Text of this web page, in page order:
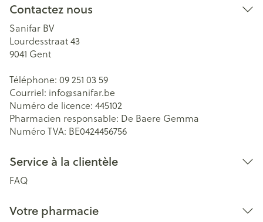
Contactez nous
Sanifar BV
Lourdesstraat 43
9041 Gent
Téléphone: 09 251 03 59
Courriel: info@sanifar.be
Numéro de licence: 445102
Pharmacien responsable: De Baere Gemma
Numéro TVA: BE0424456756
Service à la clientèle
FAQ
Votre pharmacie